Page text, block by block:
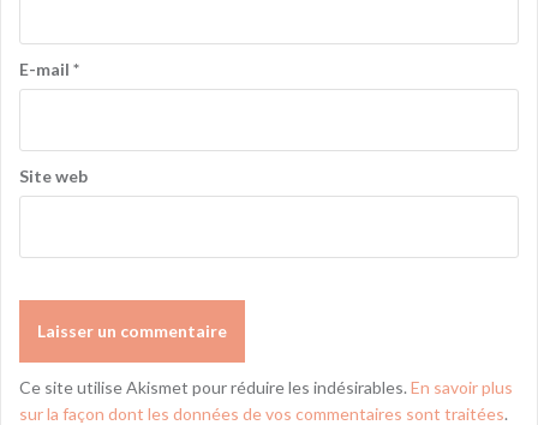
E-mail *
Site web
Ce site utilise Akismet pour réduire les indésirables. En savoir plus
sur la façon dont les données de vos commentaires sont traitées.